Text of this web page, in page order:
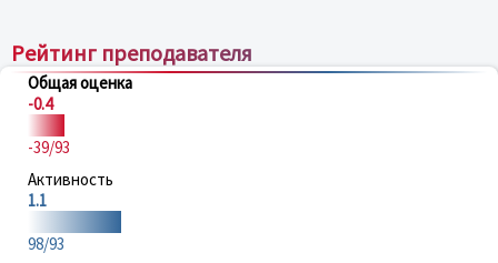
Рейтинг преподавателя
Общая оценка
-0.4
-39/93
Активность
1.1
98/93